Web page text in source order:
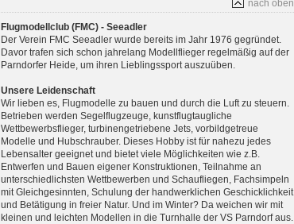
nach oben
Flugmodellclub (FMC) - Seeadler
Der Verein FMC Seeadler wurde bereits im Jahr 1976 gegründet.
Davor trafen sich schon jahrelang Modellflieger regelmäßig auf der
Parndorfer Heide, um ihren Lieblingssport auszuüben.
Unsere Leidenschaft
Wir lieben es, Flugmodelle zu bauen und durch die Luft zu steuern.
Betrieben werden Segelflugzeuge, kunstflugtaugliche
Wettbewerbsflieger, turbinengetriebene Jets, vorbildgetreue
Modelle und Hubschrauber. Dieses Hobby ist für nahezu jedes
Lebensalter geeignet und bietet viele Möglichkeiten wie z.B.
Entwerfen und Bauen eigener Konstruktionen, Teilnahme an
unterschiedlichsten Wettbewerben und Schaufliegen, Fachsimpeln
mit Gleichgesinnten, Schulung der handwerklichen Geschicklichkeit
und Betätigung in freier Natur. Und im Winter? Da weichen wir mit
kleinen und leichten Modellen in die Turnhalle der VS Parndorf aus.